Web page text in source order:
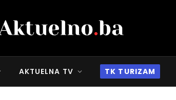
AKTUELNA TV TK TURIZAM